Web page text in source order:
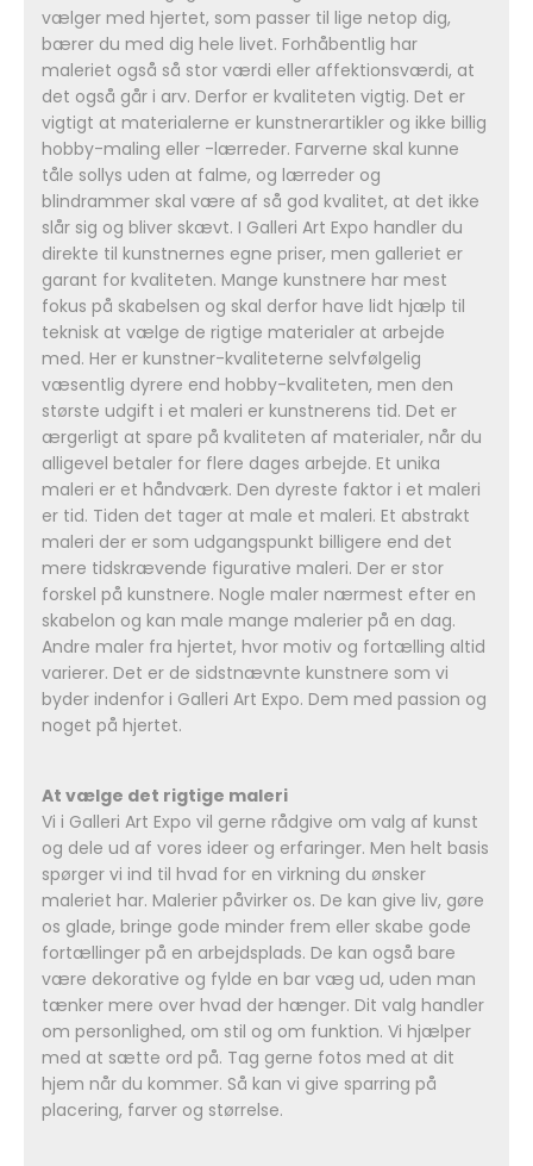
vælger med hjertet, som passer til lige netop dig,
bærer du med dig hele livet. Forhåbentlig har
maleriet også så stor værdi eller affektionsværdi, at
det også går i arv. Derfor er kvaliteten vigtig. Det er
vigtigt at materialerne er kunstnerartikler og ikke billig
hobby-maling eller -lærreder. Farverne skal kunne
tåle sollys uden at falme, og lærreder og
blindrammer skal være af så god kvalitet, at det ikke
slår sig og bliver skævt. I Galleri Art Expo handler du
direkte til kunstnernes egne priser, men galleriet er
garant for kvaliteten. Mange kunstnere har mest
fokus på skabelsen og skal derfor have lidt hjælp til
teknisk at vælge de rigtige materialer at arbejde
med. Her er kunstner-kvaliteterne selvfølgelig
væsentlig dyrere end hobby-kvaliteten, men den
største udgift i et maleri er kunstnerens tid. Det er
ærgerligt at spare på kvaliteten af materialer, når du
alligevel betaler for flere dages arbejde. Et unika
maleri er et håndværk. Den dyreste faktor i et maleri
er tid. Tiden det tager at male et maleri. Et abstrakt
maleri der er som udgangspunkt billigere end det
mere tidskrævende figurative maleri. Der er stor
forskel på kunstnere. Nogle maler nærmest efter en
skabelon og kan male mange malerier på en dag.
Andre maler fra hjertet, hvor motiv og fortælling altid
varierer. Det er de sidstnævnte kunstnere som vi
byder indenfor i Galleri Art Expo. Dem med passion og
noget på hjertet.
At vælge det rigtige maleri
Vi i Galleri Art Expo vil gerne rådgive om valg af kunst
og dele ud af vores ideer og erfaringer. Men helt basis
spørger vi ind til hvad for en virkning du ønsker
maleriet har. Malerier påvirker os. De kan give liv, gøre
os glade, bringe gode minder frem eller skabe gode
fortællinger på en arbejdsplads. De kan også bare
være dekorative og fylde en bar væg ud, uden man
tænker mere over hvad der hænger. Dit valg handler
om personlighed, om stil og om funktion. Vi hjælper
med at sætte ord på. Tag gerne fotos med at dit
hjem når du kommer. Så kan vi give sparring på
placering, farver og størrelse.